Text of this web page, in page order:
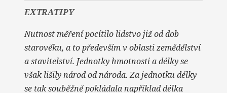
EXTRATIPY
Nutnost měření pocítilo lidstvo již od dob
starověku, a to především v oblasti zemědělství
a stavitelství. Jednotky hmotnosti a délky se
však lišily národ od národa. Za jednotku délky
se tak souběžně pokládala například délka